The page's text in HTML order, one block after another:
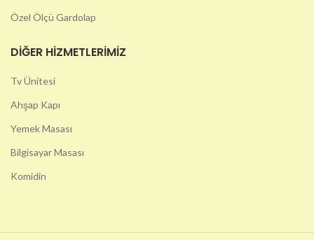
Özel Ölçü Gardolap
DIĞER HIZMETLERIMIZ
Tv Ünitesi
Ahşap Kapı
Yemek Masası
Bilgisayar Masası
Komidin